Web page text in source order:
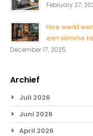
February 27,
Hoe werkt
een slimme
December 17, 2025
Archief
Juli 2026
Juni 2026
April 2026